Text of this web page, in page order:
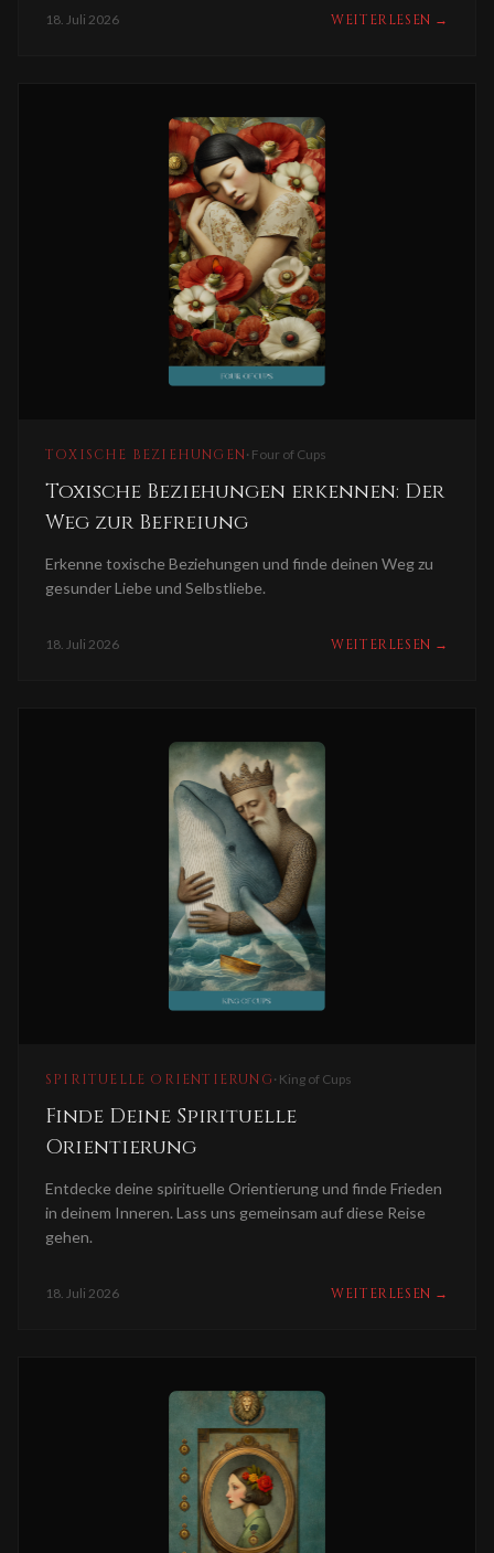
18. Juli 2026 WEITERLESEN →
TOXISCHE BEZIEHUNGEN· Four of Cups
Toxische Beziehungen erkennen: Der
Weg zur Befreiung
Erkenne toxische Beziehungen und finde deinen Weg zu
gesunder Liebe und Selbstliebe.
18. Juli 2026 WEITERLESEN →
SPIRITUELLE ORIENTIERUNG · King of Cups
Finde Deine Spirituelle
Orientierung
Entdecke deine spirituelle Orientierung und finde Frieden
in deinem Inneren. Lass uns gemeinsam auf diese Reise
gehen.
18. Juli 2026 WEITERLESEN →